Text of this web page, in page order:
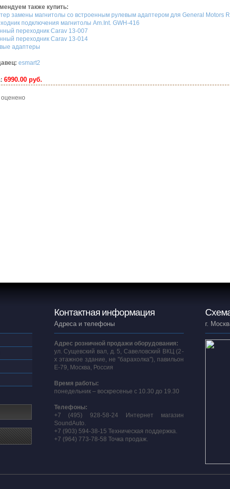
также купить:
замены магнитолы со встроенным рулевым адаптером для General Motors
подключения магнитолы Am.Int. GWH-416
переходник Carav 13-007
переходник Carav 13-014
адаптеры
esmart2
6990.00 руб.
оценено
Контактная информация
Адреса и телефоны
Адрес розничной продажи оборудования:
ул. Сущевский вал, д. 5, Савеловский ВКЦ (2-
х этажное здание, не "барахолка"), павильон
E-79, Москва, Россия
Время работы:
понедельник – воскресенье с 10.30 до 19.30
Телефоны:
+7 (495) 928-58-24 Интернет магазин
SoundAuto.
+7 (903) 594-38-15 Техническая поддержка.
+7 (964) 773-78-58 Точка продаж.
г.